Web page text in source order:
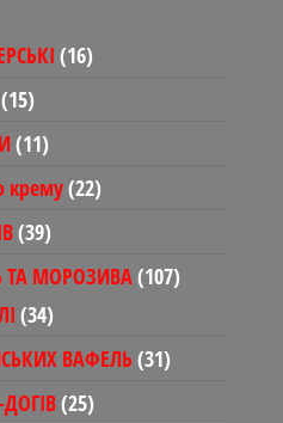
1616
1515
товарів
1111
товарів
крему 2222
3939
товарів
ТА МОРОЗИВА 107107
3434
товари
ВАФЕЛЬ 3131
2525